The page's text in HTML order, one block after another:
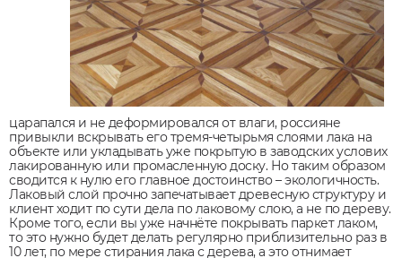
царапался и не деформировался от влаги, россияне
привыкли вскрывать его тремя-четырьмя слоями лака на
объекте или укладывать уже покрытую в заводских услових
лакированную или промасленную доску. Но таким образом
сводится к нулю его главное достоинство – экологичность.
Лаковый слой прочно запечатывает древесную структуру и
клиент ходит по сути дела по лаковому слою, а не по дереву.
Кроме того, если вы уже начнёте покрывать паркет лаком,
то это нужно будет делать регулярно приблизительно раз в
10 лет, по мере стирания лака с дерева, а это отнимает